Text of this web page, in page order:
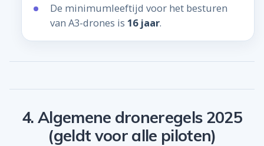
De minimumleeftijd voor het besturen
van A3-drones is 16 jaar.
4. Algemene droneregels 2025
(geldt voor alle piloten)